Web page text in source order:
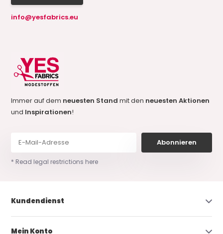
info@yesfabrics.eu
Immer auf dem neuesten Standmit den neuesten Aktionen
und Inspirationen!
Abonnieren
* Read legal restrictions here
Kundendienst
Mein Konto